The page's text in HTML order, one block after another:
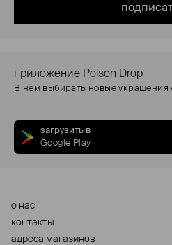
приложение Poison Drop
В нем выбирать новые украшения
загрузить в
Google Play
о нас
контакты
адреса магазинов